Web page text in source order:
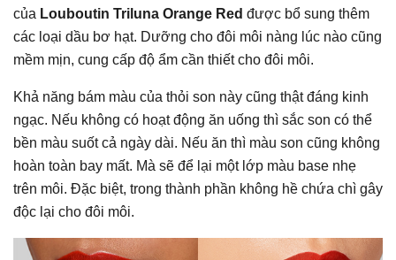
của Louboutin Triluna Orange Red được bổ sung thêm
các loại dầu bơ hạt. Dưỡng cho đôi môi nàng lúc nào cũng
mềm mịn, cung cấp độ ẩm cần thiết cho đôi môi.
Khả năng bám màu của thỏi son này cũng thật đáng kinh
ngạc. Nếu không có hoạt động ăn uống thì sắc son có thể
bền màu suốt cả ngày dài. Nếu ăn thì màu son cũng không
hoàn toàn bay mất. Mà sẽ để lại một lớp màu base nhẹ
trên môi. Đặc biệt, trong thành phần không hề chứa chì gây
độc lại cho đôi môi.